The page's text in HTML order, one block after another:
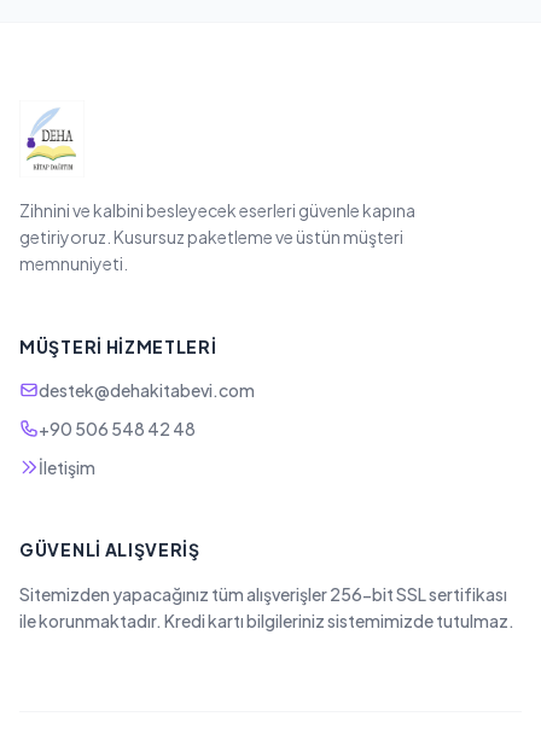
Zihnini ve kalbini besleyecek eserleri güvenle kapına
getiriyoruz. Kusursuz paketleme ve üstün müşteri
memnuniyeti.
MÜŞTERI HIZMETLERI
destek@dehakitabevi.com
+90 506 548 42 48
İletişim
GÜVENLI ALIŞVERIŞ
Sitemizden yapacağınız tüm alışverişler 256-bit SSL sertifikası
ile korunmaktadır. Kredi kartı bilgileriniz sistemimizde tutulmaz.